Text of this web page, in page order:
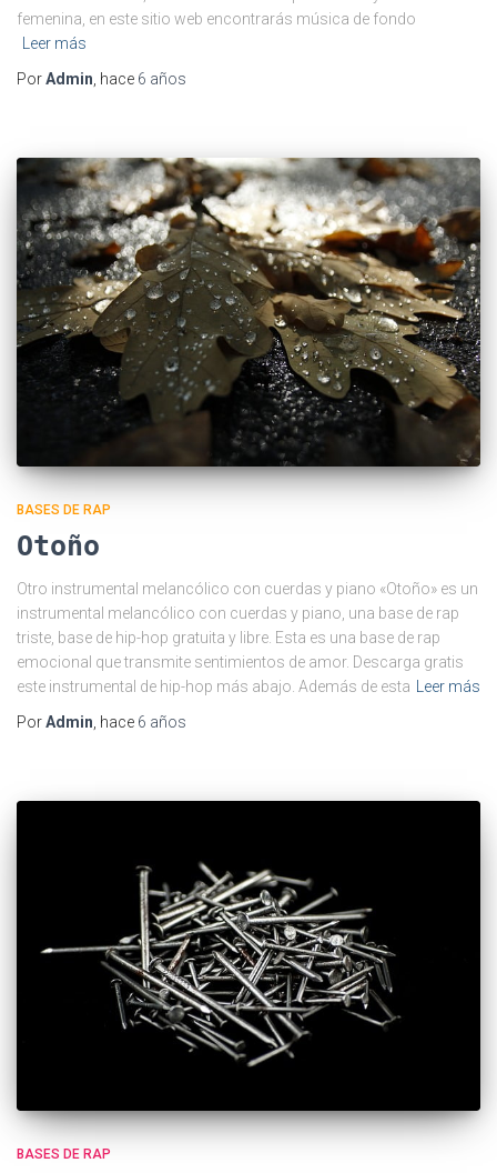
femenina, en este sitio web encontrarás música de fondo
Leer más
PorAdmin , hace 6 años
BASES DE RAP
Otoño
Otro instrumental melancólico con cuerdas y piano «Otoño» es un
instrumental melancólico con cuerdas y piano, una base de rap
triste, base de hip-hop gratuita y libre. Esta es una base de rap
emocional que transmite sentimientos de amor. Descarga gratis
este instrumental de hip-hop más abajo. Además de esta
Leer más
PorAdmin , hace 6 años
BASES DE RAP